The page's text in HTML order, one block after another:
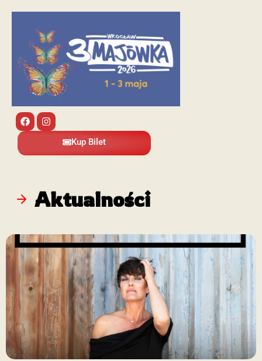
Kup Bilet
Aktualności